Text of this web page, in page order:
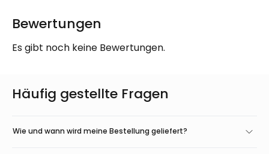
Bewertungen
Es gibt noch keine Bewertungen.
Häufig gestellte Fragen
Wie und wann wird meine Bestellung geliefert?